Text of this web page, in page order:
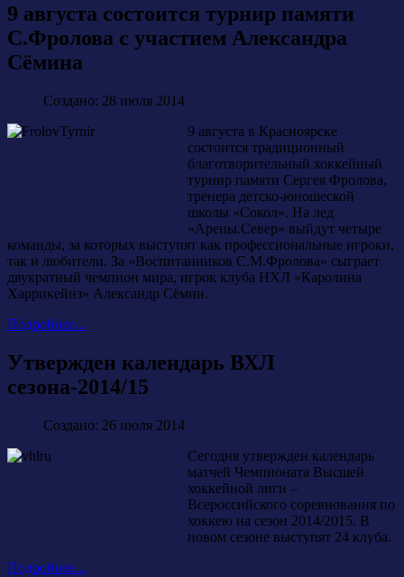
9 августа состоится турнир памяти
С.Фролова с участием Александра
Сёмина
Создано: 28 июля 2014
9 августа в Красноярске
состоится традиционный
благотворительный хоккейный
турнир памяти Сергея Фролова,
тренера детско-юношеской
школы «Сокол». На лед
«Арены.Север» выйдут четыре
команды, за которых выступят как профессиональные игроки,
так и любители. За «Воспитанников С.М.Фролова» сыграет
двукратный чемпион мира, игрок клуба НХЛ «Каролина
Харрикейнз» Александр Сёмин.
Подробнее...
Утвержден календарь ВХЛ
сезона-2014/15
Создано: 26 июля 2014
Сегодня утвержден календарь
матчей Чемпионата Высшей
хоккейной лиги –
Всероссийского соревнования по
хоккею на сезон 2014/2015. В
новом сезоне выступят 24 клуба.
Подробнее...